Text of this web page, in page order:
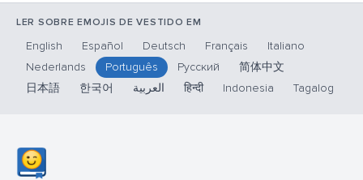
LER SOBRE EMOJIS DE VESTIDO EM
English Español Deutsch Français
Italiano
Nederlands
Português Русский
简体中文
日本語
한국어 العربية हिन्दी Indonesia Tagalog